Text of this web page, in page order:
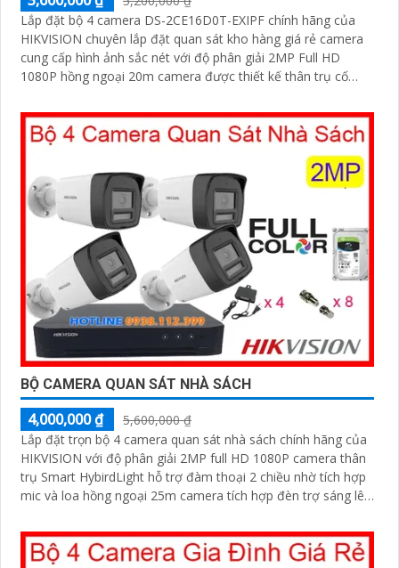
Lắp đặt bộ 4 camera DS-2CE16D0T-EXIPF chính hãng của
HIKVISION chuyên lắp đặt quan sát kho hàng giá rẻ camera
cung cấp hình ảnh sắc nét với độ phân giải 2MP Full HD
1080P hồng ngoại 20m camera được thiết kế thân trụ cố
ngoài trời.
BỘ CAMERA QUAN SÁT NHÀ SÁCH
4,000,000 ₫
5,600,000 ₫
Lắp đặt trọn bộ 4 camera quan sát nhà sách chính hãng của
HIKVISION với độ phân giải 2MP full HD 1080P camera thân
trụ Smart HybirdLight hỗ trợ đàm thoại 2 chiều nhờ tích hợp
mic và loa hồng ngoại 25m camera tích hợp đèn trợ sáng lên